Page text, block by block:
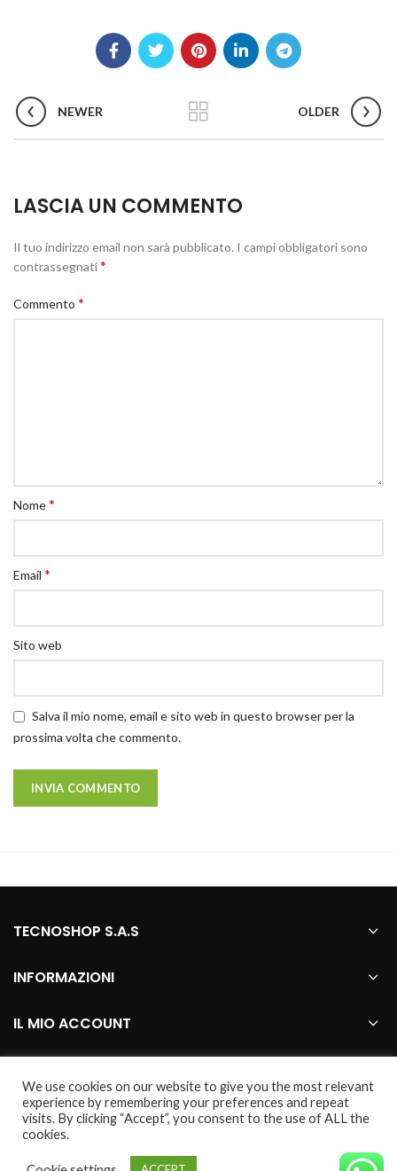
NEWER OLDER
LASCIA UN COMMENTO
Il tuo indirizzo email non sarà pubblicato. I campi obbligatori sono
contrassegnati*
Commento *
Nome*
Email *
Sito web
Salva il mio nome, email e sito web in questo browser per la
prossima volta che commento.
TECNOSHOP S.A.S
INFORMAZIONI
IL MIO ACCOUNT
2021 CREATED BY Webhouse . marco genovese
© tutti i marchi presenti nel sito sono da considerarsi dei legittimi
We use cookies on our website to give you the most relevant
experience by remembering your preferences and repeat
visits. By clicking “Accept”, you consent to the use of ALL the
cookies.